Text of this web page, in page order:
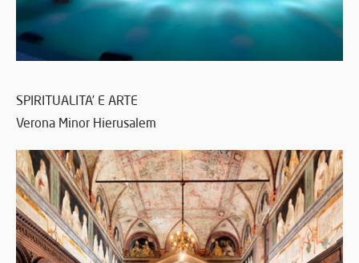
SPIRITUALITA’ E ARTE
Verona Minor Hierusalem